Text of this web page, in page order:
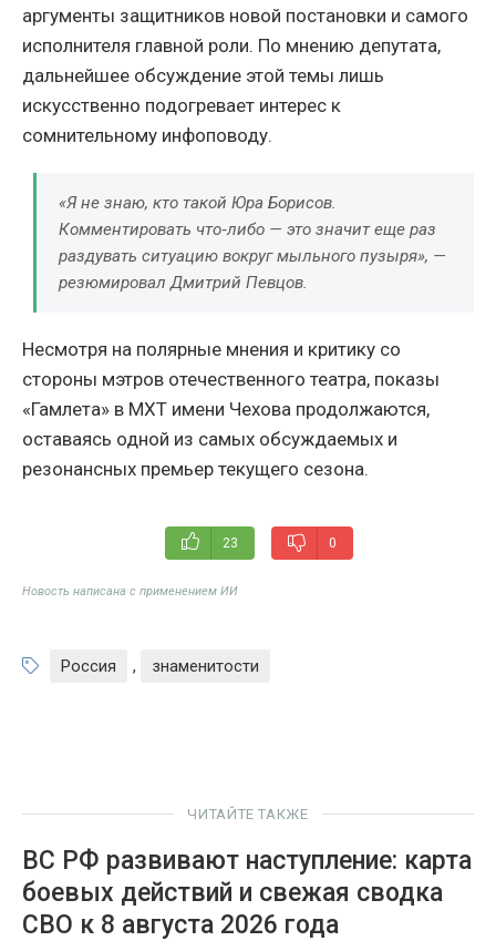
аргументы защитников новой постановки и самого
исполнителя главной роли. По мнению депутата,
дальнейшее обсуждение этой темы лишь
искусственно подогревает интерес к
сомнительному инфоповоду.
«Я не знаю, кто такой Юра Борисов.
Комментировать что‑либо — это значит еще раз
раздувать ситуацию вокруг мыльного пузыря», —
резюмировал Дмитрий Певцов.
Несмотря на полярные мнения и критику со
стороны мэтров отечественного театра, показы
«Гамлета» в МХТ имени Чехова продолжаются,
оставаясь одной из самых обсуждаемых и
резонансных премьер текущего сезона.
23 0
Новость написана с применением ИИ
Россия , знаменитости
ЧИТАЙТЕ ТАКЖЕ
ВС РФ развивают наступление: карта
боевых действий и свежая сводка
СВО к 8 августа 2026 года